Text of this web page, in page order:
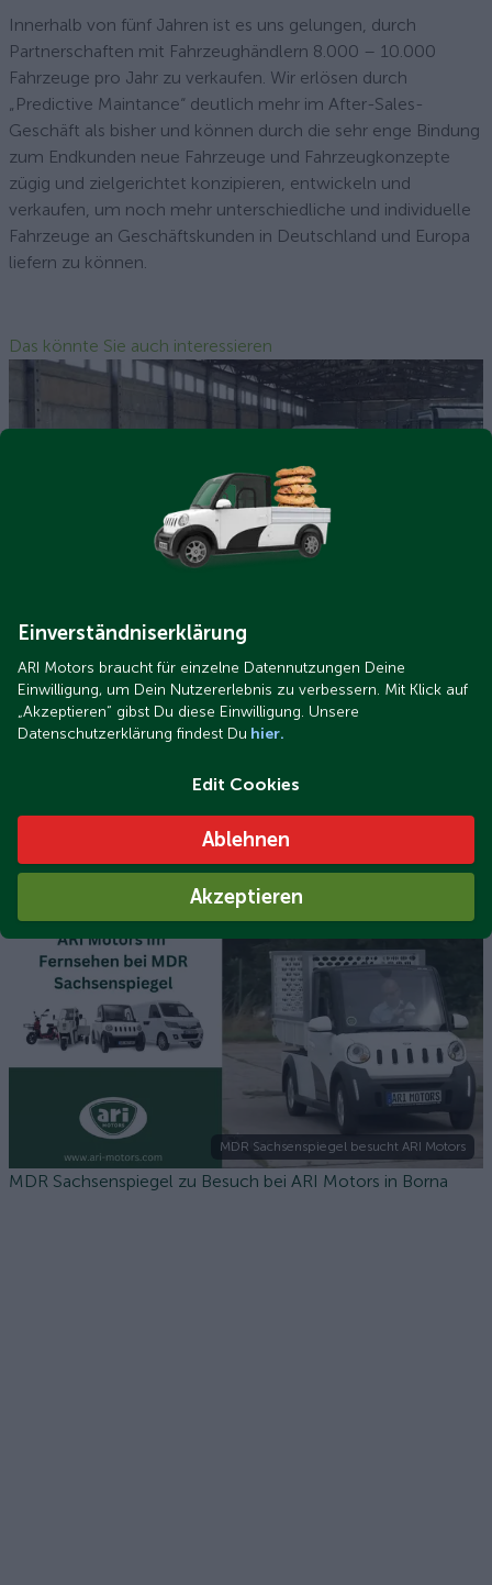
Innerhalb von fünf Jahren ist es uns gelungen, durch
Partnerschaften mit Fahrzeughändlern 8.000 – 10.000
Fahrzeuge pro Jahr zu verkaufen. Wir erlösen durch
„Predictive Maintance“ deutlich mehr im After-Sales-
Geschäft als bisher und können durch die sehr enge Bindung
zum Endkunden neue Fahrzeuge und Fahrzeugkonzepte
zügig und zielgerichtet konzipieren, entwickeln und
verkaufen, um noch mehr unterschiedliche und individuelle
Fahrzeuge an Geschäftskunden in Deutschland und Europa
liefern zu können.
Das könnte Sie auch interessieren
ARI Motors geht an die Börse
Ameisenstarke Aktien: ARI Motors geht an die Börse!
MDR Sachsenspiegel besucht ARI Motors
MDR Sachsenspiegel zu Besuch bei ARI Motors in Borna
Einverständniserklärung
ARI Motors braucht für einzelne Datennutzungen Deine
Einwilligung, um Dein Nutzererlebnis zu verbessern. Mit Klick auf
„Akzeptieren“ gibst Du diese Einwilligung. Unsere
Datenschutzerklärung findest Du hier.
Edit Cookies
Ablehnen
Akzeptieren